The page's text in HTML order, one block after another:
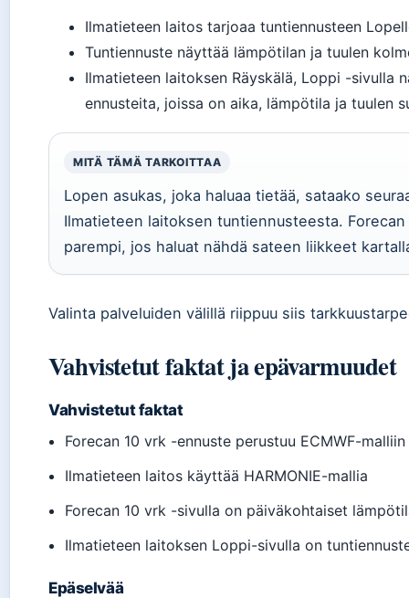
Ilmatieteen laitos tarjoaa tuntiennusteen
Tuntiennuste näyttää lämpötilan ja tuulen
Ilmatieteen laitoksen Räyskälä, Loppi -sivulla
ennusteita, joissa on aika, lämpötila ja tuulen
MITÄ TÄMÄ TARKOITTAA
Lopen asukas, joka haluaa tietää, sataako
Ilmatieteen laitoksen tuntiennusteesta.
parempi, jos haluat nähdä sateen liikkeet
Valinta palveluiden välillä riippuu siis
Vahvistetut faktat ja epävarmuudet
Vahvistetut faktat
Forecan 10 vrk -ennuste perustuu ECMWF-malliin
Ilmatieteen laitos käyttää HARMONIE-mallia
Forecan 10 vrk -sivulla on päiväkohtaiset
Ilmatieteen laitoksen Loppi-sivulla on
Epäselvää